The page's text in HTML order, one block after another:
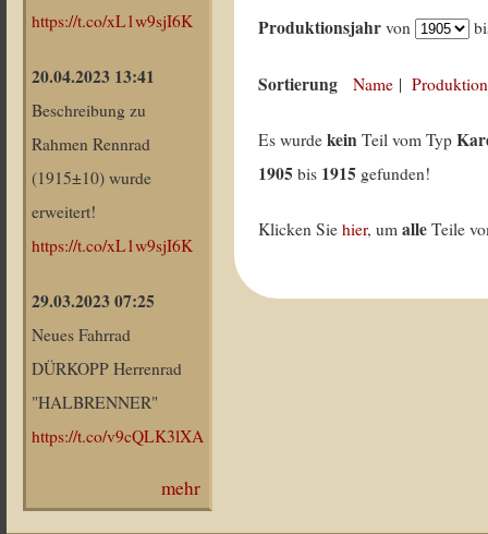
https://t.co/xL1w9sjI6K
20.04.2023 13:41
Beschreibung zu
Rahmen Rennrad
(1915±10) wurde
erweitert!
https://t.co/xL1w9sjI6K
29.03.2023 07:25
Neues Fahrrad
DÜRKOPP Herrenrad
"HALBRENNER"
https://t.co/v9cQLK3lXA
mehr
Produktionsjahr von
Sortierung Name |
Es wurdekein Teil vom Typ
1905 bis 1915 gefunden!
Klicken Siehier, umalle Teile